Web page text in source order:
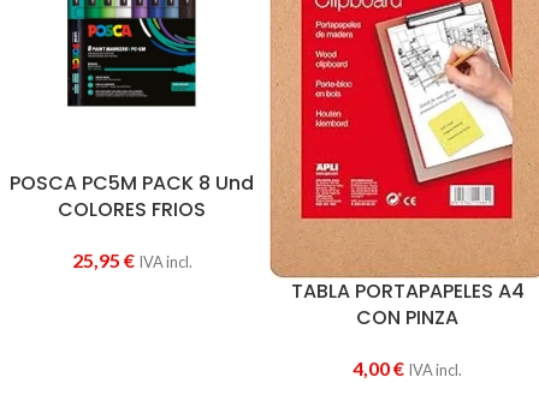
POSCA PC5M PACK 8 Und
COLORES FRIOS
25,95 € IVA incl.
TABLA PORTAPAPELES A4
CON PINZA
4,00€ IVA incl.